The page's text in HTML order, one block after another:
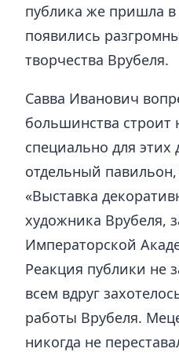
публика же пришла в
появились
творчества Врубеля.
Савва Иванович
большинства строит
специально для этих
отдельный
«Выставка
художника Врубеля,
Императорской
Реакция публики не
всем вдруг
работы Врубеля.
никогда не